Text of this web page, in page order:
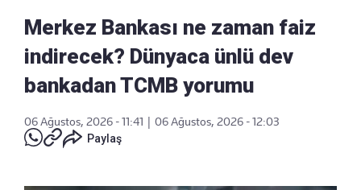
Merkez Bankası ne zaman faiz
indirecek? Dünyaca ünlü dev
bankadan TCMB yorumu
06 Ağustos, 2026 - 11:41
06 Ağustos, 2026 - 12:03
Paylaş